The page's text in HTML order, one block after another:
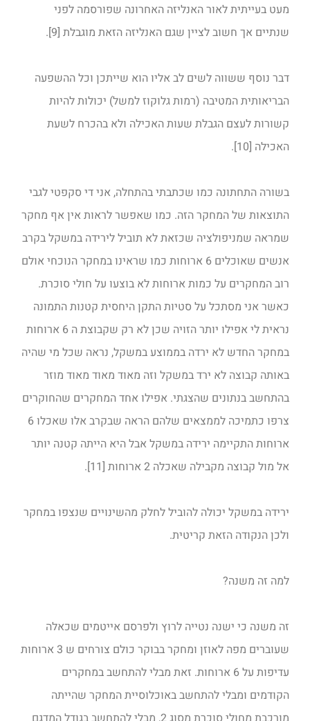
מעט בעייתית לאור האנליזה האחרונה שפורסמה לפני
שנתיים אך חשוב לציין שגם האנליזה הזאת מוגבלת [9].
דבר נוסף ששווה לשים לב אליו הוא שייתכן וכל ההשפעה
הבריאותית המטיבה (רמות גלוקוז למשל) יכולות להיות
קשורות לעצם הגבלת שעות האכילה ולא בהכרח לשעת
האכילה [10].
בשורה התחתונה כמו שכתבתי בהתחלה, אני די סקפטי לגבי
התוצאות של המחקר הזה. כמו שאפשר לראות אין אף מחקר
שמראה שמניפולציה שכזאת לא תוביל לירידה במשקל בקרב
אנשים שאוכלים 6 ארוחות כמו שראינו במחקר הנוכחי אולם
רוב המחקרים על כמות ארוחות לא בוצעו על חולי סוכרת.
כאשר אני מסתכל על סטיות התקן היחסית קטנות התמונה
נראית לי אפילו יותר הזויה שכן לא רק שקבוצת ה 6 ארוחות
במחקר החדש לא ירדה בממוצע במשקל, נראה שכל מי שהיה
באותה קבוצה לא ירד במשקל וזה מאוד מאוד מאוד מוזר
בהתחשב בנתונים שהצגתי. אפילו אחד המחקרים שהחוקרים
צרפו כתמיכה לממצאים שלהם הראה שבקרב אלו שאכלו 6
ארוחות התקיימה ירידה במשקל אבל היא הייתה קטנה יותר
אל מול קבוצה מקבילה שאכלה 2 ארוחות [11].
ירידה במשקל יכולה להוביל לחלק מהשינויים שנצפו במחקר
ולכן הנקודה הזאת קריטית.
למה זה משנה?
זה משנה כי ישנה נטייה לרוץ ולפרסם אייטמים שכאלה
שעוברים מפה לאוזן ומחקר בבוקר כולם צורחים ש 3 ארוחות
עדיפות על 6 ארוחות. זאת מבלי להתחשב במחקרים
הקודמים ומבלי להתחשב באוכלוסיית המחקר שהייתה